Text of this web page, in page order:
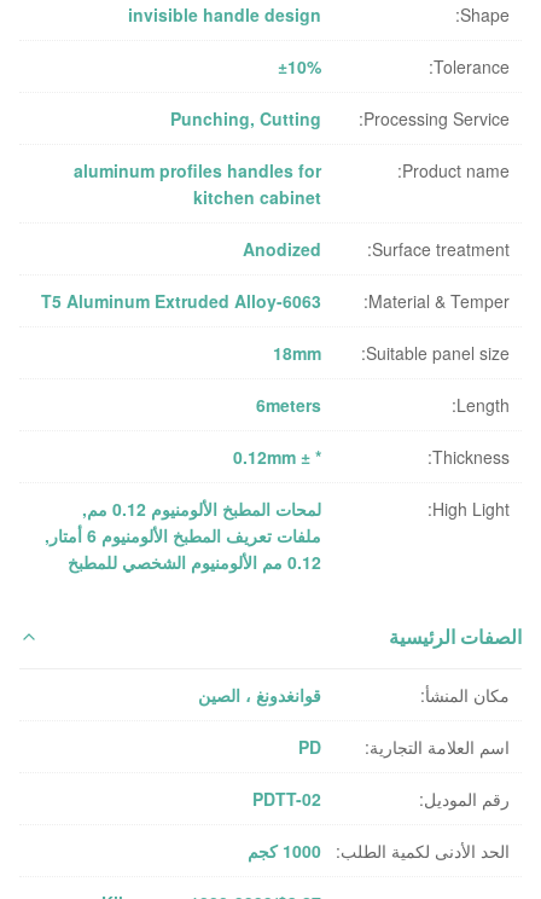
Shape:
invisible handle design
Tolerance:
±10%
Processing Service:
Punching, Cutting
Product name:
aluminum profiles handles for
kitchen cabinet
Surface treatment:
Anodized
Material & Temper:
6063-T5 Aluminum Extruded Alloy
Suitable panel size:
18mm
Length:
6meters
Thickness:
* ± 0.12mm
High Light: لمحات المطبخ الألومنيوم 0.12 مم
,
ملفات تعريف المطبخ الألومنيوم 6 أمتار
,
0.12 مم الألومنيوم الشخصي للمطبخ
الصفات الرئيسية
مكان المنشأ: قوانغدونغ ، الصين
اسم العلامة التجارية: PD
رقم الموديل: PDTT-02
الحد الأدنى لكمية الطلب: 1000 كجم